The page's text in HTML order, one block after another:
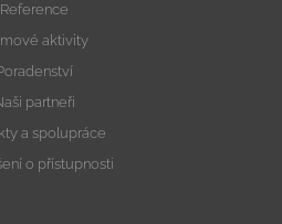
Reference
aktivity
partneři
a spolupráce
o přístupnosti